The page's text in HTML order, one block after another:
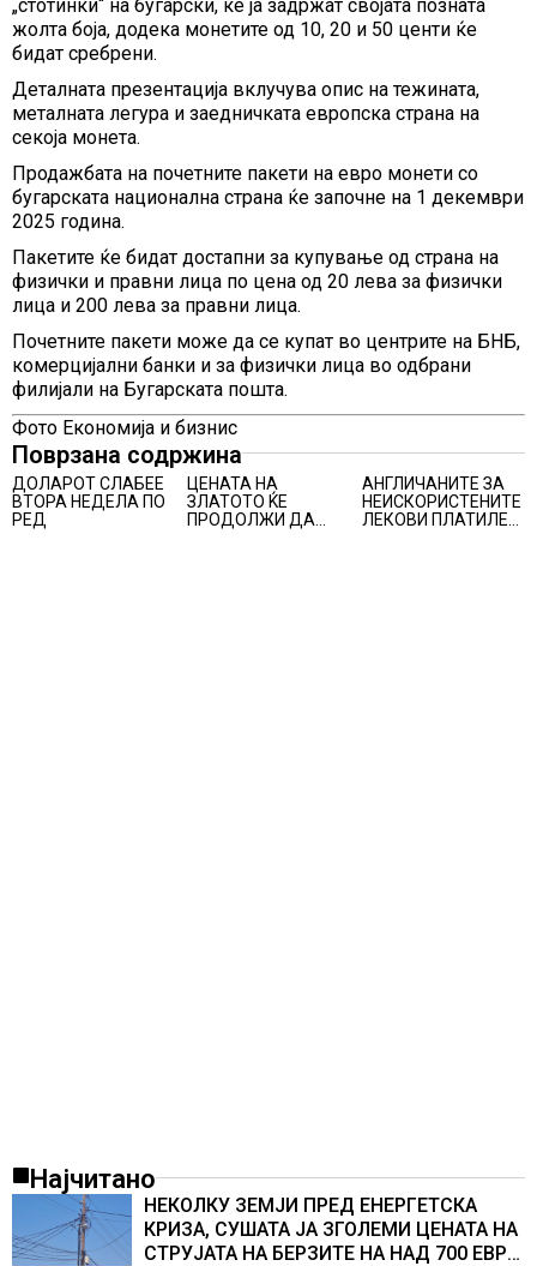
„стотинки“ на бугарски, ќе ја задржат својата позната
жолта боја, додека монетите од 10, 20 и 50 центи ќе
бидат сребрени.
Деталната презентација вклучува опис на тежината,
металната легура и заедничката европска страна на
секоја монета.
Продажбата на почетните пакети на евро монети со
бугарската национална страна ќе започне на 1 декември
2025 година.
Пакетите ќе бидат достапни за купување од страна на
физички и правни лица по цена од 20 лева за физички
лица и 200 лева за правни лица.
Почетните пакети може да се купат во центрите на БНБ,
комерцијални банки и за физички лица во одбрани
филијали на Бугарската пошта.
Фото Економија и бизнис
Поврзана содржина
ДОЛАРОТ СЛАБЕЕ
ВТОРА НЕДЕЛА ПО
РЕД
ЦЕНАТА НА
ЗЛАТОТО ЌЕ
ПРОДОЛЖИ ДА
АНГЛИЧАНИТЕ ЗА
НЕИСКОРИСТЕНИТЕ
ЛЕКОВИ ПЛАТИЛЕ
Најчитано
НЕКОЛКУ ЗЕМЈИ ПРЕД ЕНЕРГЕТСКА
КРИЗА, СУШАТА ЈА ЗГОЛЕМИ ЦЕНАТА НА
СТРУЈАТА НА БЕРЗИТЕ НА НАД 700 ЕВРА